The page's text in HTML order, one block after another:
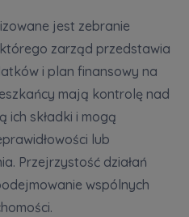
jest zebranie
zarząd przedstawia
i plan finansowy na
mają kontrolę nad
ich składki i mogą
lub
Przejrzystość działań
wspólnych